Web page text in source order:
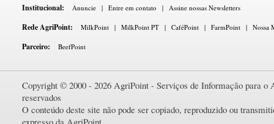
Institucional: Anuncie | Entre em contato | Assine nossas Newsletters
Rede AgriPoint: MilkPoint | MilkPoint PT | CaféPoint | FarmPoint | Nossa
Parceiro: BeefPoint
Copyright © 2000 - 2026 AgriPoint - Serviços de Informação para o
reservados
O conteúdo deste site não pode ser copiado, reproduzido ou
expresso da AgriPoint.